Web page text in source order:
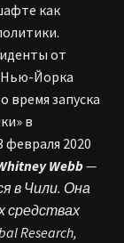
как
от
Нью-Йорка
время запуска
в
2020
Webb—
в Чили. Она
средствах
Research,